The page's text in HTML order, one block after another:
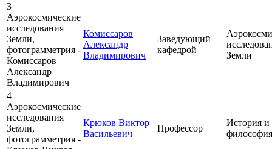
3
Аэрокосмические
исследования
Земли,
фотограмметрия -
Комиссаров
Александр
Владимирович
Комиссаров
Александр
Владимирович
Заведующий
кафедрой
Земли
4
Аэрокосмические
исследования
Земли,
фотограмметрия -
Крюков Виктор
Васильевич
Профессор
История и